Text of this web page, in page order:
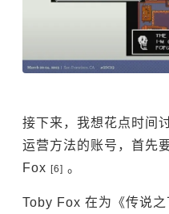
接下来，我想花点时间
运营方法的账号，首先
Fox [6] 。
Toby Fox 在为《传说